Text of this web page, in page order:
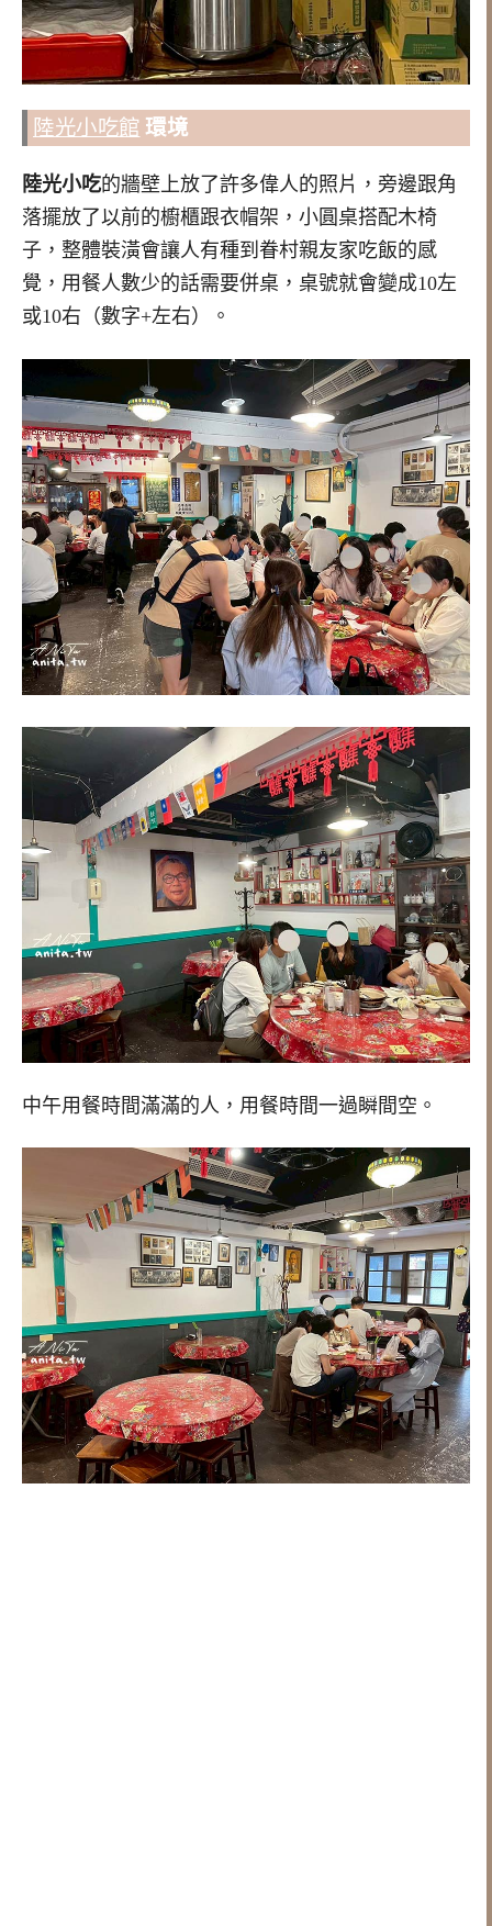
陸光小吃館 環境
陸光小吃的牆壁上放了許多偉人的照片，旁邊跟角
落擺放了以前的櫥櫃跟衣帽架，小圓桌搭配木椅
子，整體裝潢會讓人有種到眷村親友家吃飯的感
覺，用餐人數少的話需要併桌，桌號就會變成10左
或10右（數字+左右）。
中午用餐時間滿滿的人，用餐時間一過瞬間空。